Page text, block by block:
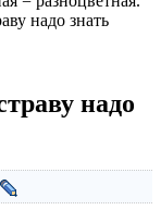
надо знать
надо